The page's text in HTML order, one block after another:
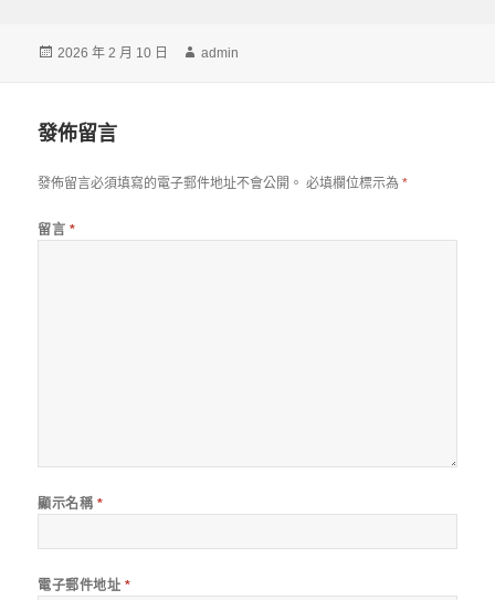
發
2026 年 2 月 10 日
作
admin
發佈留言
發佈留言必須填寫的電子郵件地址不會公開。 必填欄位標示為*
留言 *
顯示名稱 *
電子郵件地址 *